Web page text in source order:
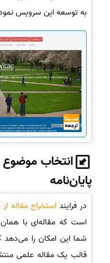
به توسعه این سرویس
انتخاب
پایان‌نامه
در فراینداستخراج مقاله از
است که مقاله‌ای با همان
شما این امکان را می‌دهد
قالب یک مقاله علمی